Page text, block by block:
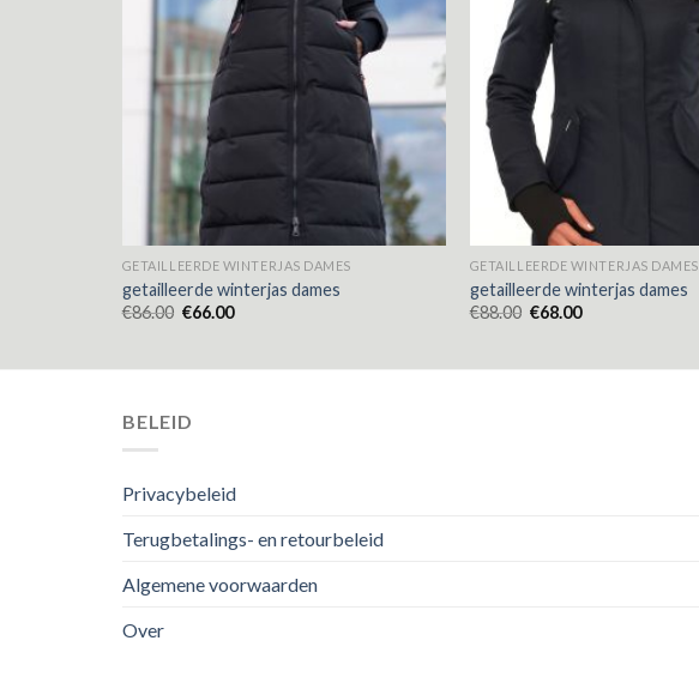
GETAILLEERDE WINTERJAS DAMES
getailleerde winterjas dames
€86.00 €66.00
GETAILLEERDE WINTERJAS DAMES
getailleerde winterjas dames
€88.00 €68.00
BELEID
Privacybeleid
Terugbetalings- en retourbeleid
Algemene voorwaarden
Over